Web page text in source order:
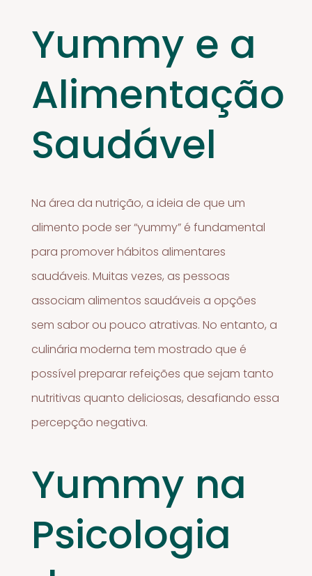
Yummy e a
Alimentação
Saudável
Na área da nutrição, a ideia de que um
alimento pode ser “yummy” é fundamental
para promover hábitos alimentares
saudáveis. Muitas vezes, as pessoas
associam alimentos saudáveis a opções
sem sabor ou pouco atrativas. No entanto, a
culinária moderna tem mostrado que é
possível preparar refeições que sejam tanto
nutritivas quanto deliciosas, desafiando essa
percepção negativa.
Yummy na
Psicologia